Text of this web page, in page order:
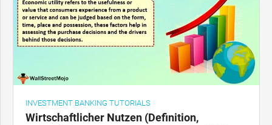
INVESTMENT BANKING TUTORIALS
Wirtschaftlicher Nutzen (Definition,